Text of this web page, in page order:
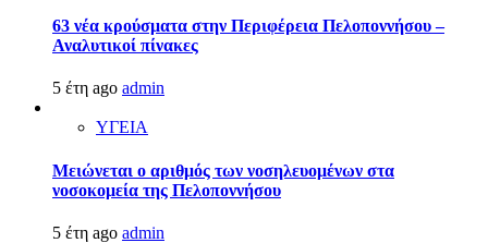
63 νέα κρούσματα στην Περιφέρεια Πελοποννήσου –
Αναλυτικοί πίνακες
5 έτη ago admin
ΥΓΕΙΑ
Μειώνεται ο αριθμός των νοσηλευομένων στα
νοσοκομεία της Πελοποννήσου
5 έτη ago admin